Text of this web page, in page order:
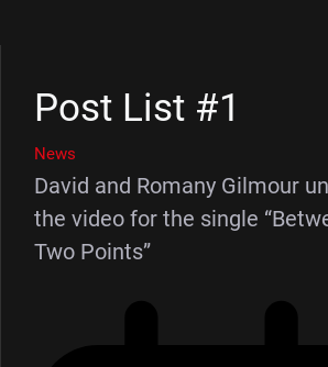
Post List #1
News
David and Romany Gilmour
the video for the single
Two Points”